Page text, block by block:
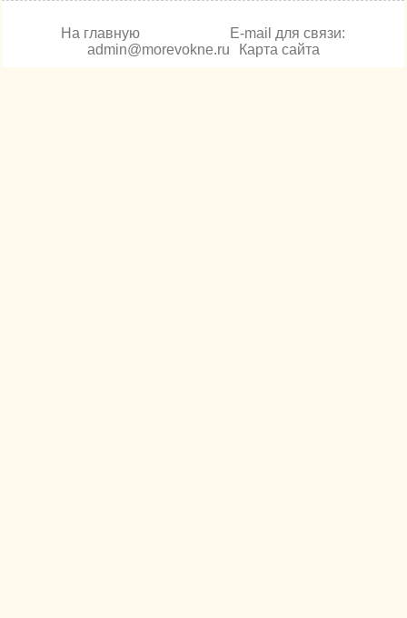
На главную
E-mail для связи:
admin@morevokne.ru
Карта сайта